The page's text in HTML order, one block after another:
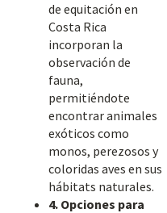
de equitación en
Costa Rica
incorporan la
observación de
fauna,
permitiéndote
encontrar animales
exóticos como
monos, perezosos y
coloridas aves en sus
hábitats naturales.
4. Opciones para